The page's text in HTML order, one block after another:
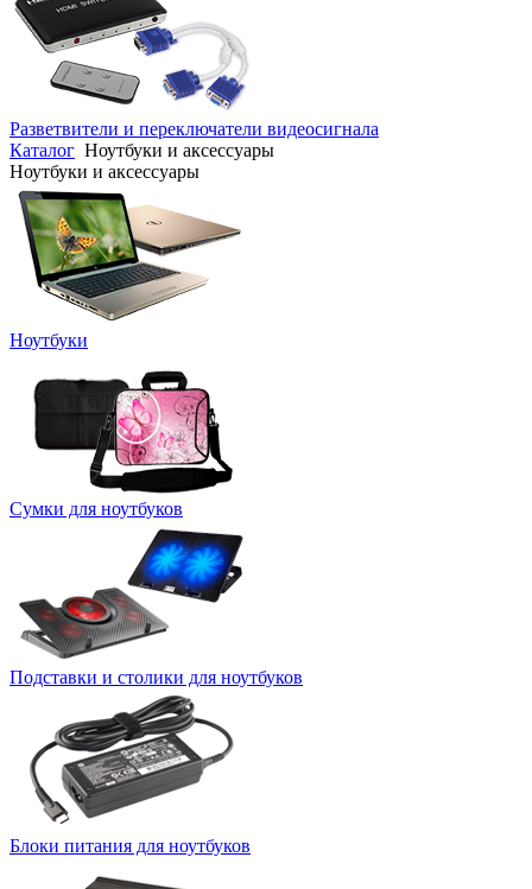
Разветвители и переключатели видеосигнала
Каталог Ноутбуки и аксессуары
Ноутбуки и аксессуары
Ноутбуки
Сумки для ноутбуков
Подставки и столики для ноутбуков
Блоки питания для ноутбуков